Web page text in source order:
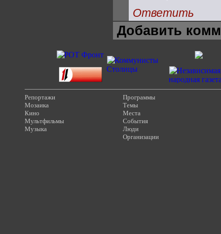
Ответить
Добавить
Репортажи
Мозаика
Кино
Мультфильмы
Музыка
Программы
Темы
Места
События
Люди
Организации